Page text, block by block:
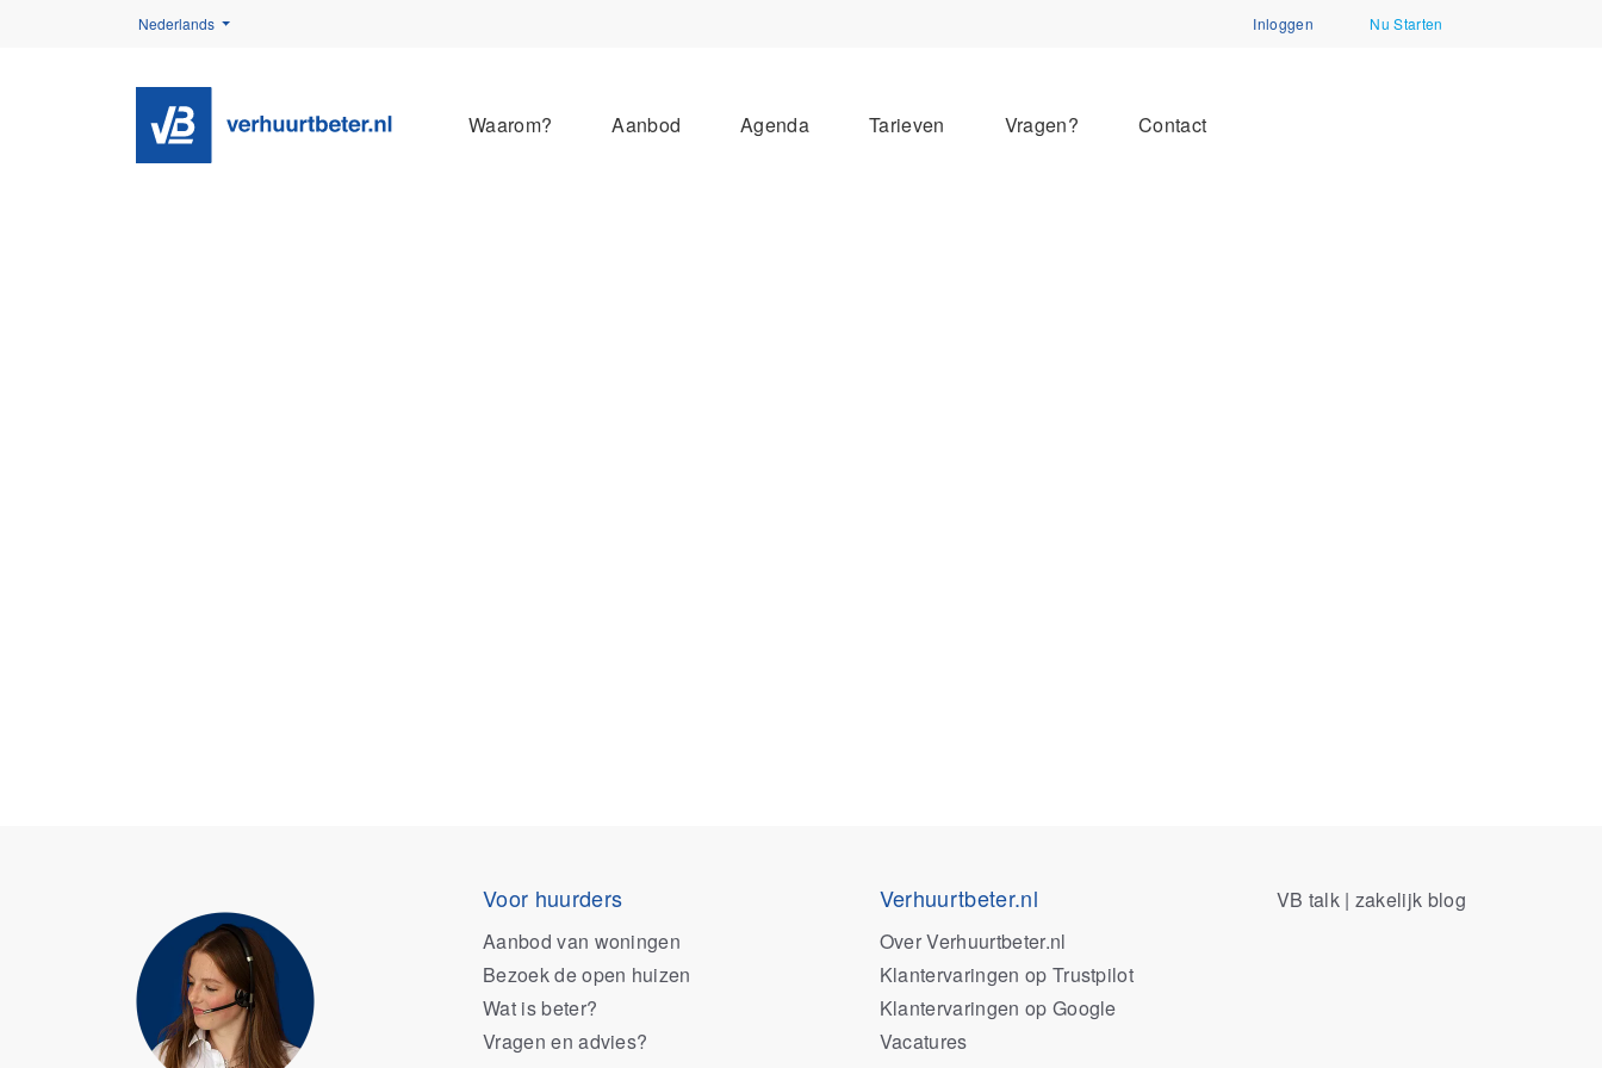
Nederlands Inloggen Nu Starten
Waarom? Aanbod Agenda Tarieven Vragen? Contact
Voor huurders
Aanbod van woningen
Bezoek de open huizen
Wat is beter?
Vragen en advies?
Verhuurtbeter.nl
Over Verhuurtbeter.nl
Klantervaringen op Trustpilot
Klantervaringen op Google
Vacatures
VB talk | zakelijk blog